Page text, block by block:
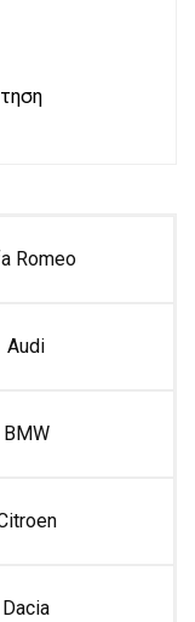
Romeo
Audi
BMW
Dacia